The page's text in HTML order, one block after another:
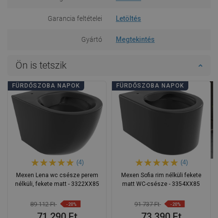
Garancia feltételei Letöltés
Gyártó Megtekintés
Ön is tetszik
FÜRDŐSZOBA NAPOK
(4)
Mexen Lena wc csésze perem
nélküli, fekete matt - 3322XX85
89 112 Ft -20%
FÜRDŐSZOBA NAPOK
(4)
Mexen Sofia rim nélküli fekete
matt WC-csésze - 3354XX85
91 737 Ft -20%